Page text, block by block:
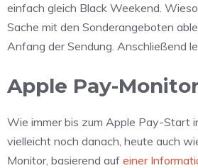
einfach gleich Black Weekend.
Sache mit den Sonderangeboten
Anfang der Sendung. Anschließend
Apple Pay-
Wie immer bis zum Apple Pay-Start
vielleicht noch danach, heute auch
Monitor, basierend auf einer